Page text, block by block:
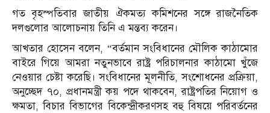
গত বৃহস্পতিবার জাতীয় ঐকমত্য কমিশনের সঙ্গে রাজনৈতিক
দলগুলোর আলোচনায় তিনি এ মন্তব্য করেন।
আখতার হোসেন বলেন, “বর্তমান সংবিধানের মৌলিক কাঠামোর
বাইরে গিয়ে আমরা নতুনভাবে রাষ্ট্র পরিচালনার কাঠামো খুঁজে
নেওয়ার চেষ্টা করেছি। সংবিধানের মূলনীতি, সংশোধনের প্রক্রিয়া,
অনুচ্ছেদ ৭০, প্রধানমন্ত্রী কয় পদে থাকবেন, রাষ্ট্রপতির নিয়োগ ও
ক্ষমতা, বিচার বিভাগের বিকেন্দ্রীকরণসহ বহু বিষয়ে পরিবর্তনের